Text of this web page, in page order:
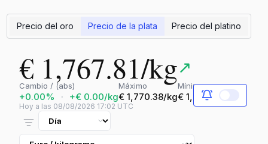
Precio del oro Precio de la plata Precio del platino
€ 1,767.81/kg↗
Cambio / (abs)
+0.00% · +€ 0.00/kg
Máximo
€ 1,770.38/kg
Mínimo
€ 1,754.47/kg
Hoy a las 08/08/2026 17:02 UTC